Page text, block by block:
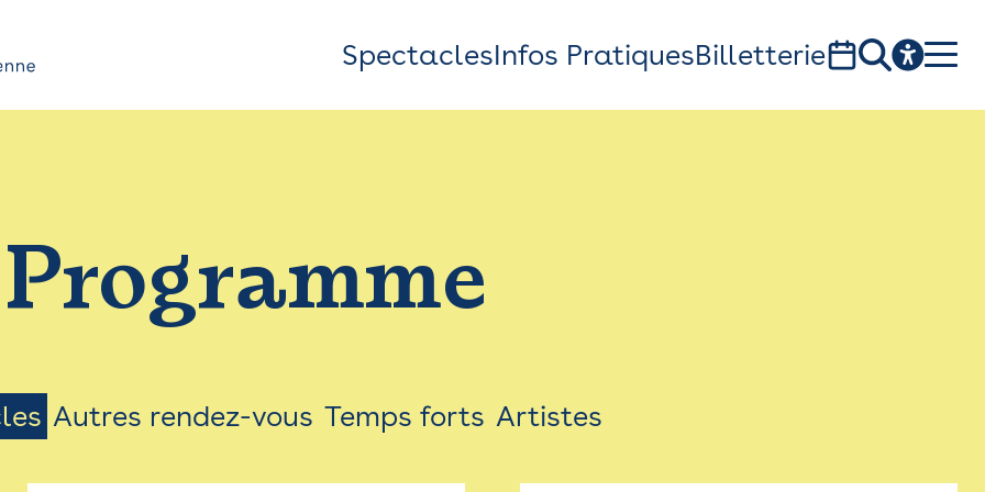
Top
Bar
Menu
SpectaclesInfos PratiquesBilletterie
1, av. du Chateau d'eau - 31300 Toulouse
Programme
Autres rendez-vous Temps forts Artistes